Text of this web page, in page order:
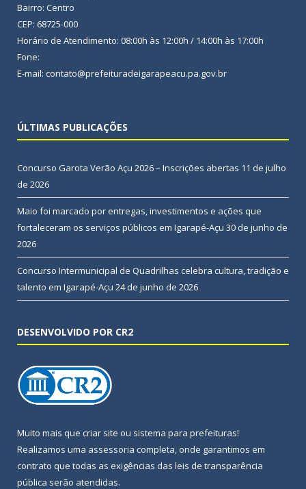
Bairro: Centro
CEP: 68725-000
Horário de Atendimento: 08:00h às 12:00h / 14:00h às 17:00h
Fone:
E-mail: contato@prefeituradeigarapeacu.pa.gov.br
ÚLTIMAS PUBLICAÇÕES
Concurso Garota Verão Açu 2026 – Inscrições abertas 11 de julho
de 2026
Maio foi marcado por entregas, investimentos e ações que
fortaleceram os serviços públicos em Igarapé-Açu 30 de junho de
2026
Concurso Intermunicipal de Quadrilhas celebra cultura, tradição e
talento em Igarapé-Açu 24 de junho de 2026
DESENVOLVIDO POR CR2
Muito mais que criar site ou sistema para prefeituras!
Realizamos uma assessoria completa, onde garantimos em
contrato que todas as exigências das leis de transparência
pública serão atendidas.